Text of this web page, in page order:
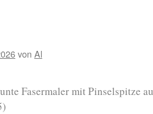
von Al
Fasermaler mit Pinselspitze